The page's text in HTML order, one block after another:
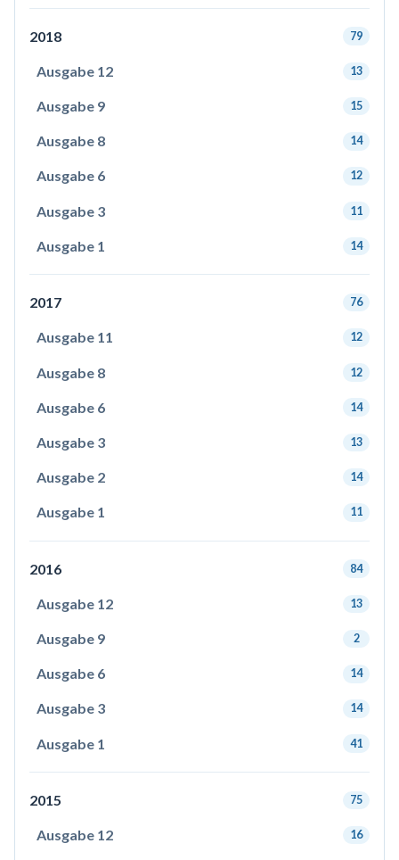
2018 79
Ausgabe 12 13
Ausgabe 9 15
Ausgabe 8 14
Ausgabe 6 12
Ausgabe 3 11
Ausgabe 1 14
2017 76
Ausgabe 11 12
Ausgabe 8 12
Ausgabe 6 14
Ausgabe 3 13
Ausgabe 2 14
Ausgabe 1 11
2016 84
Ausgabe 12 13
Ausgabe 9 2
Ausgabe 6 14
Ausgabe 3 14
Ausgabe 1 41
2015 75
Ausgabe 12 16